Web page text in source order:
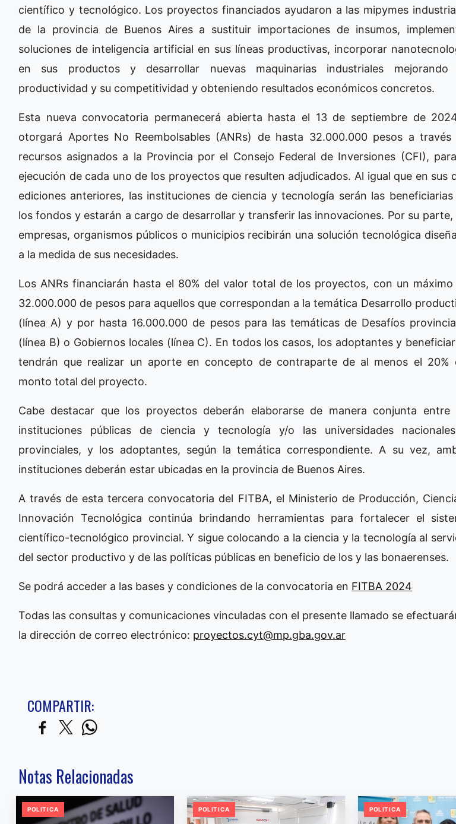
científico y tecnológico. Los proyectos financiados ayudaron a las mipymes
de la provincia de Buenos Aires a sustituir importaciones de insumos,
soluciones de inteligencia artificial en sus líneas productivas, incorporar
en sus productos y desarrollar nuevas maquinarias industriales mejorando
productividad y su competitividad y obteniendo resultados económicos concretos.
Esta nueva convocatoria permanecerá abierta hasta el 13 de septiembre de
otorgará Aportes No Reembolsables (ANRs) de hasta 32.000.000 pesos a través
recursos asignados a la Provincia por el Consejo Federal de Inversiones (CFI),
ejecución de cada uno de los proyectos que resulten adjudicados. Al igual que en sus
ediciones anteriores, las instituciones de ciencia y tecnología serán las beneficiarias
los fondos y estarán a cargo de desarrollar y transferir las innovaciones. Por su parte,
empresas, organismos públicos o municipios recibirán una solución tecnológica
a la medida de sus necesidades.
Los ANRs financiarán hasta el 80% del valor total de los proyectos, con un máximo
32.000.000 de pesos para aquellos que correspondan a la temática Desarrollo
(línea A) y por hasta 16.000.000 de pesos para las temáticas de Desafíos
(línea B) o Gobiernos locales (línea C). En todos los casos, los adoptantes y
tendrán que realizar un aporte en concepto de contraparte de al menos el 20%
monto total del proyecto.
Cabe destacar que los proyectos deberán elaborarse de manera conjunta entre
instituciones públicas de ciencia y tecnología y/o las universidades
provinciales, y los adoptantes, según la temática correspondiente. A su vez,
instituciones deberán estar ubicadas en la provincia de Buenos Aires.
A través de esta tercera convocatoria del FITBA, el Ministerio de Producción,
Innovación Tecnológica continúa brindando herramientas para fortalecer el
científico-tecnológico provincial. Y sigue colocando a la ciencia y la tecnología al
del sector productivo y de las políticas públicas en beneficio de los y las bonaerenses.
Se podrá acceder a las bases y condiciones de la convocatoria en FITBA 2024
Todas las consultas y comunicaciones vinculadas con el presente llamado se
la dirección de correo electrónico: proyectos.cyt@mp.gba.gov.ar
COMPARTIR:
Notas Relacionadas
POLITICA POLITICA POLITICA